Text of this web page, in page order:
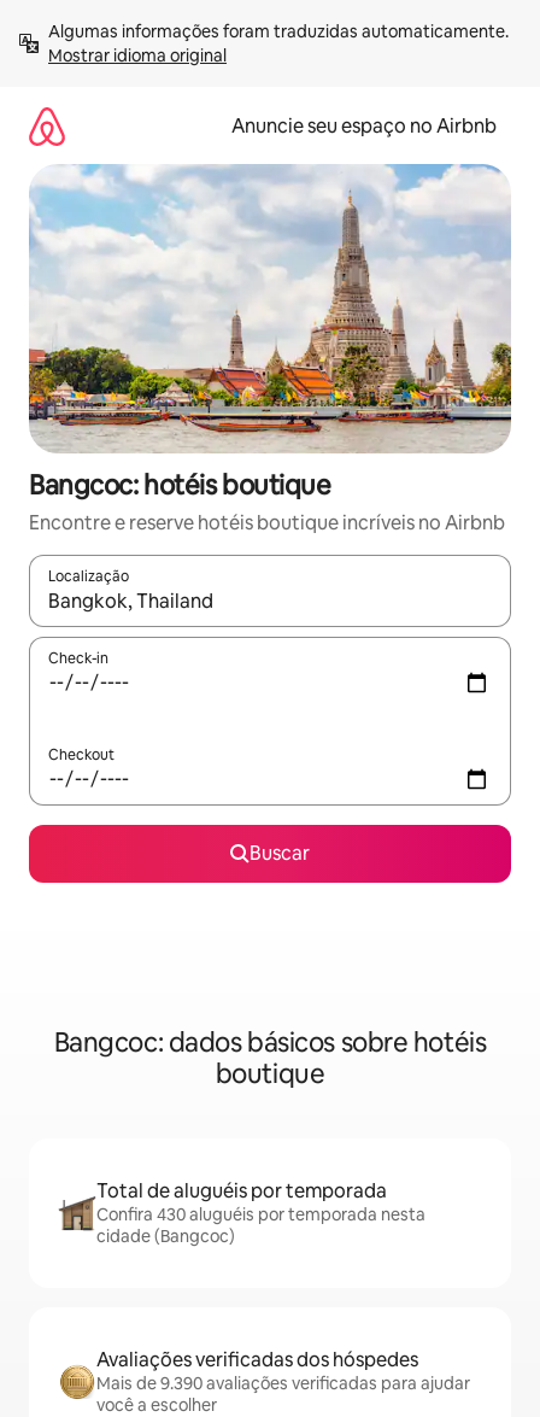
para
Mostrar idioma original
Anuncie seu espaço no Airbnb
Bangcoc: hotéis boutique
Encontre e reserve hotéis boutique incríveis no Airbnb
Localização
Quando os resultados estiverem disponíveis, explore-os
Check-in
Checkout
Buscar
Bangcoc: dados básicos sobre hotéis
boutique
Total de aluguéis por temporada
Confira 430 aluguéis por temporada nesta
cidade (Bangcoc)
Avaliações verificadas dos hóspedes
Mais de 9.390 avaliações verificadas para ajudar
você a escolher